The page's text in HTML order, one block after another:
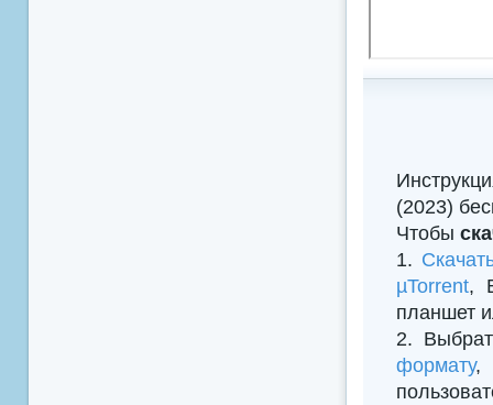
(2023)
Чтобы
1.
µTorrent,
планшет
2.
формату,